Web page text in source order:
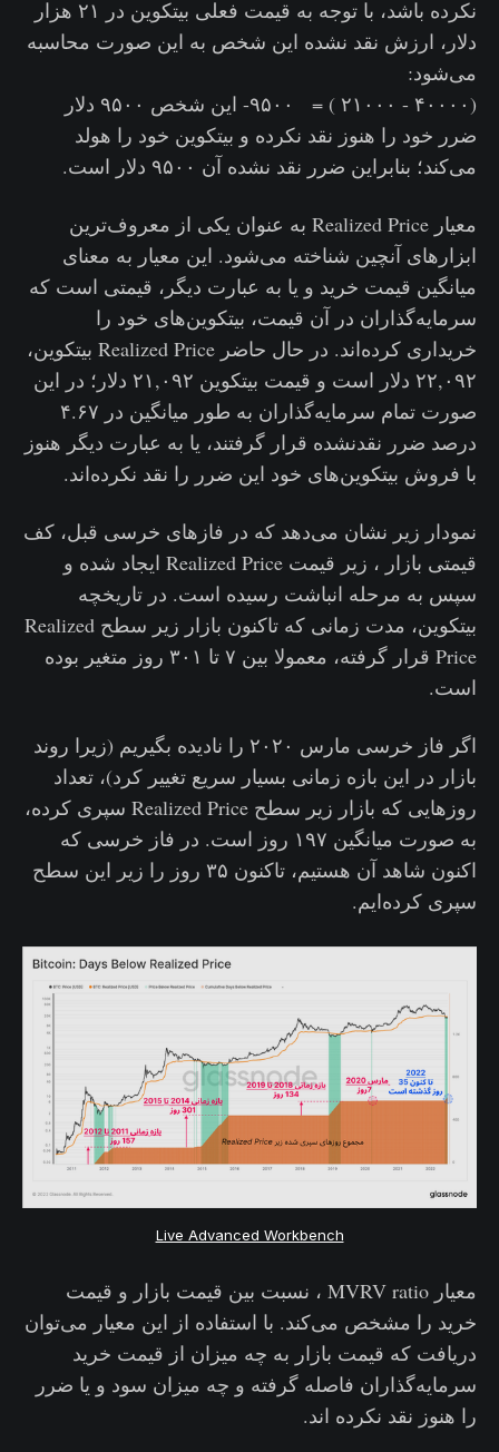
نکرده باشد، با توجه به قیمت فعلی بیتکوین در ۲۱ هزار
دلار، ارزش نقد نشده این شخص به این صورت محاسبه
می‌شود:
(۴۰۰۰۰ - ۲۱۰۰۰ ) = ۹۵۰۰- این شخص ۹۵۰۰ دلار
ضرر خود را هنوز نقد نکرده و بیتکوین خود را هولد
می‌کند؛ بنابراین ضرر نقد نشده آن ۹۵۰۰ دلار است.
معیار Realized Price به عنوان یکی از معروف‌ترین
ابزارهای آنچین شناخته می‌شود. این معیار به معنای
میانگین قیمت خرید و یا به عبارت دیگر، قیمتی است که
سرمایه‌گذاران در آن قیمت، بیتکوین‌های خود را
خریداری کرده‌اند. در حال حاضر Realized Price بیتکوین،
۲۲,۰۹۲ دلار است و قیمت بیتکوین ۲۱,۰۹۲ دلار؛ در این
صورت تمام سرمایه‌گذاران به طور میانگین در ۴.۶۷
درصد ضرر نقدنشده قرار گرفتند، یا به عبارت دیگر هنوز
با فروش بیتکوین‌های خود این ضرر را نقد نکرده‌اند.
نمودار زیر نشان می‌دهد که در فازهای خرسی قبل، کف
قیمتی بازار ، زیر قیمت Realized Price ایجاد شده و
سپس به مرحله انباشت رسیده است. در تاریخچه
بیتکوین، مدت زمانی که تاکنون بازار زیر سطح Realized
Price قرار گرفته، معمولا بین ۷ تا ۳۰۱ روز متغیر بوده
است.
اگر فاز خرسی مارس ۲۰۲۰ را نادیده بگیریم (زیرا روند
بازار در این بازه زمانی بسیار سریع تغییر کرد)، تعداد
روزهایی که بازار زیر سطح Realized Price سپری کرده،
به صورت میانگین ۱۹۷ روز است. در فاز خرسی که
اکنون شاهد آن هستیم، تاکنون ۳۵ روز را زیر این سطح
سپری کرده‌ایم.
Live Advanced Workbench
معیار MVRV ratio ، نسبت بین قیمت بازار و قیمت
خرید را مشخص می‌کند. با استفاده از این معیار می‌توان
دریافت که قیمت بازار به چه میزان از قیمت خرید
سرمایه‌گذاران فاصله گرفته و چه میزان سود و یا ضرر
را هنوز نقد نکرده اند.